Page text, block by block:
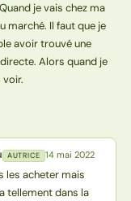
je vais chez ma
marché. Il faut que je
avoir trouvé une
Alors quand je
voir.
AUTRICE 14 mai 2022
les acheter mais
tellement dans la